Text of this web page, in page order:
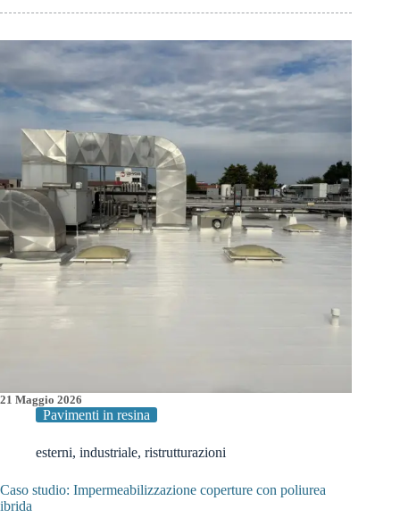
da
sul
del
Liceo
Belfiore
di
Mantova
realtà
21 Maggio 2026
Pavimenti in resina
esterni, industriale, ristrutturazioni
Caso studio: Impermeabilizzazione coperture con poliurea
ibrida